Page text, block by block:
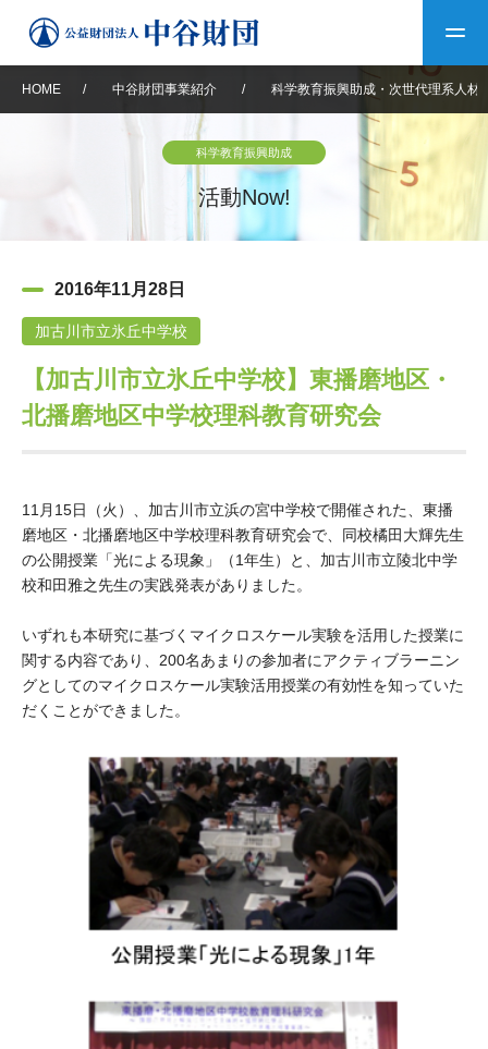
中谷財団について
設立趣意書
沿革 40年史デジタルブック
中谷財団40年史
役員・評議員 公開情報
年報一覧 中谷財団レポート
中谷財団事業紹介
神戸賞 長期大型研究助成
大学院生奨学金
国際学生交流プログラ
ム
次世代理系人材育成プ
ログラム助成
中谷財団動画紹介
その他情報
アクセス よくあるご質問
日本語 English マイページ
HOME / 中谷財団事業紹介 / 科学教育振興助成・次世代理系人材
科学教育振興助成
活動Now!
2016年11月28日
加古川市立氷丘中学校
【加古川市立氷丘中学校】東播磨地区・
北播磨地区中学校理科教育研究会
11月15日（火）、加古川市立浜の宮中学校で開催された、東播
磨地区・北播磨地区中学校理科教育研究会で、同校橘田大輝先生
の公開授業「光による現象」（1年生）と、加古川市立陵北中学
校和田雅之先生の実践発表がありました。
いずれも本研究に基づくマイクロスケール実験を活用した授業に
関する内容であり、200名あまりの参加者にアクティブラーニン
グとしてのマイクロスケール実験活用授業の有効性を知っていた
だくことができました。